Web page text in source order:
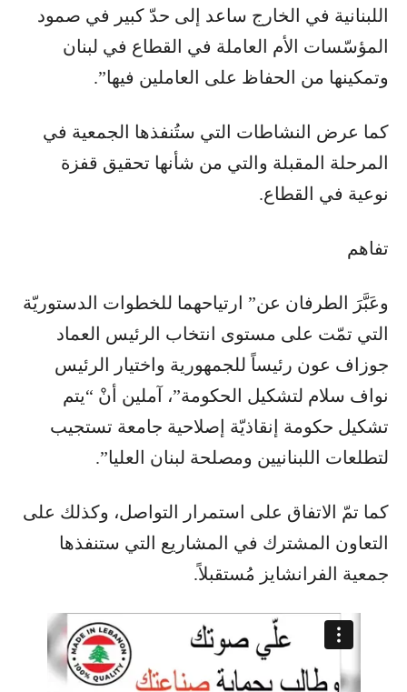
اللبنانية في الخارج ساعد إلى حدّ كبير في صمود
المؤسّسات الأم العاملة في القطاع في لبنان
وتمكينها من الحفاظ على العاملين فيها”.
كما عرض النشاطات التي ستُنفذها الجمعية في
المرحلة المقبلة والتي من شأنها تحقيق قفزة
نوعية في القطاع.
تفاهم
وعَبَّرَ الطرفان عن” ارتياحهما للخطوات الدستوريّة
التي تمّت على مستوى انتخاب الرئيس العماد
جوزاف عون رئيساً للجمهورية واختيار الرئيس
نواف سلام لتشكيل الحكومة”، آملين أنْ “يتم
تشكيل حكومة إنقاذيّة إصلاحية جامعة تستجيب
لتطلعات اللبنانيين ومصلحة لبنان العليا”.
كما تمّ الاتفاق على استمرار التواصل، وكذلك على
التعاون المشترك في المشاريع التي ستنفذها
جمعية الفرانشايز مُستقبلاً.